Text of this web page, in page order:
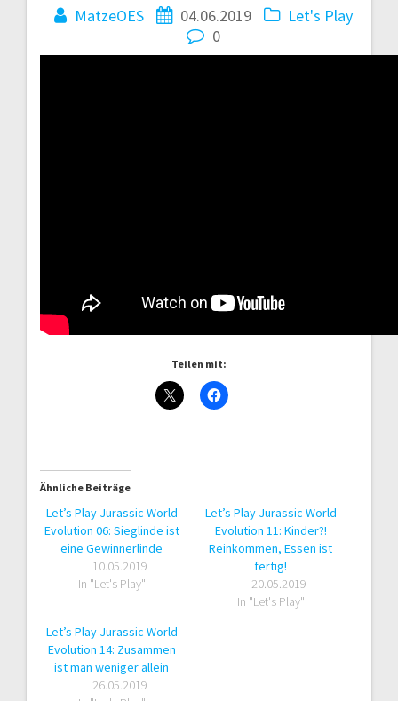
MatzeOES 04.06.2019
Let's Play
0
Teilen mit:
Ähnliche Beiträge
Let’s Play Jurassic World
Evolution 06: Sieglinde ist
eine Gewinnerlinde
10.05.2019
In "Let's Play"
Let’s Play Jurassic World
Evolution 11: Kinder?!
Reinkommen, Essen ist
fertig!
20.05.2019
In "Let's Play"
Let’s Play Jurassic World
Evolution 14: Zusammen
ist man weniger allein
26.05.2019